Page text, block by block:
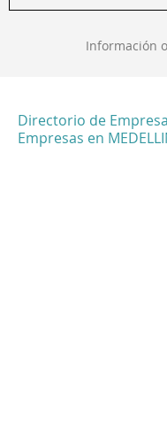
Información
Directorio de
Empresas en